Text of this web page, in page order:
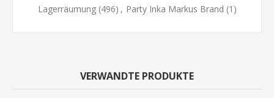
Lagerräumung (496) , Party Inka Markus Brand (1)
VERWANDTE PRODUKTE